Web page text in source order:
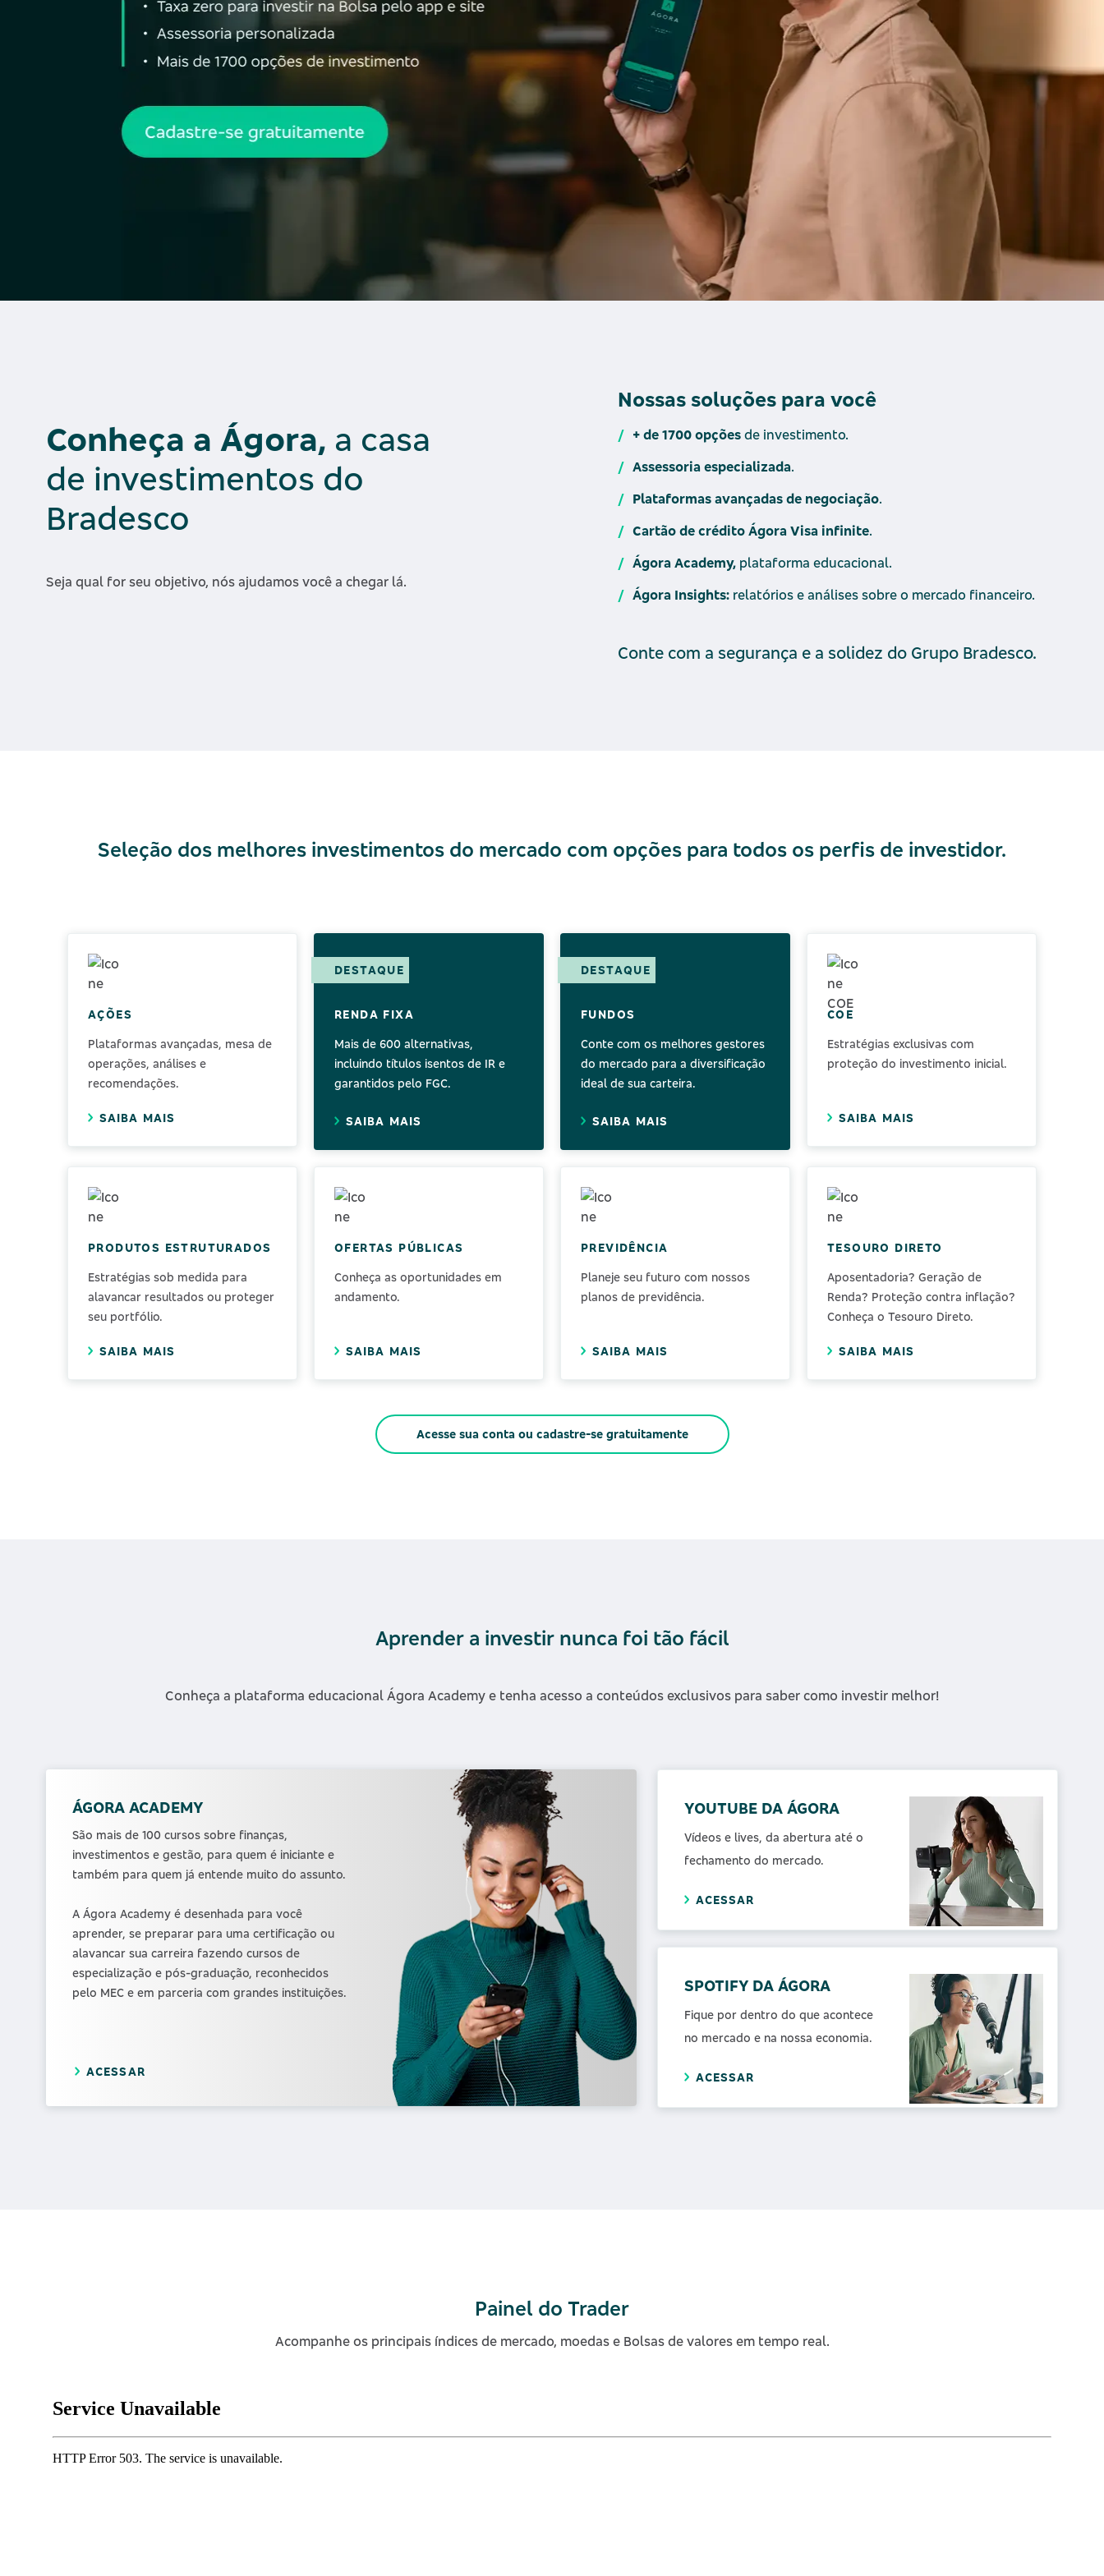
Conheça a Ágora, a casa
de investimentos do
Bradesco
Seja qual for seu objetivo, nós ajudamos você a chegar lá.
Nossas soluções para você
+ de 1700 opções de investimento.
Assessoria especializada.
Plataformas avançadas de negociação.
Cartão de crédito Ágora Visa infinite.
Ágora Academy, plataforma educacional.
Ágora Insights: relatórios e análises sobre o mercado financeiro.
Conte com a segurança e a solidez do Grupo Bradesco.
Seleção dos melhores investimentos do mercado com opções para todos os perfis de investidor.
AÇÕES
Plataformas avançadas, mesa de
operações, análises e
recomendações.
SAIBA MAIS
DESTAQUE
RENDA FIXA
Mais de 600 alternativas,
incluindo títulos isentos de IR e
garantidos pelo FGC.
SAIBA MAIS
DESTAQUE
FUNDOS
Conte com os melhores gestores
do mercado para a diversificação
ideal de sua carteira.
SAIBA MAIS
COE
Estratégias exclusivas com
proteção do investimento inicial.
SAIBA MAIS
PRODUTOS ESTRUTURADOS
Estratégias sob medida para
alavancar resultados ou proteger
seu portfólio.
SAIBA MAIS
OFERTAS PÚBLICAS
Conheça as oportunidades em
andamento.
SAIBA MAIS
PREVIDÊNCIA
Planeje seu futuro com nossos
planos de previdência.
SAIBA MAIS
TESOURO DIRETO
Aposentadoria? Geração de
Renda? Proteção contra inflação?
Conheça o Tesouro Direto.
SAIBA MAIS
Acesse sua conta ou cadastre-se gratuitamente
Aprender a investir nunca foi tão fácil
Conheça a plataforma educacional Ágora Academy e tenha acesso a conteúdos exclusivos para saber como investir melhor!
ÁGORA ACADEMY
São mais de 100 cursos sobre finanças,
investimentos e gestão, para quem é iniciante e
também para quem já entende muito do assunto.
A Ágora Academy é desenhada para você
aprender, se preparar para uma certificação ou
alavancar sua carreira fazendo cursos de
especialização e pós-graduação, reconhecidos
pelo MEC e em parceria com grandes instituições.
ACESSAR
YOUTUBE DA ÁGORA
Vídeos e lives, da abertura até o
fechamento do mercado.
ACESSAR
SPOTIFY DA ÁGORA
Fique por dentro do que acontece
no mercado e na nossa economia.
ACESSAR
Painel do Trader
Acompanhe os principais índices de mercado, moedas e Bolsas de valores em tempo real.